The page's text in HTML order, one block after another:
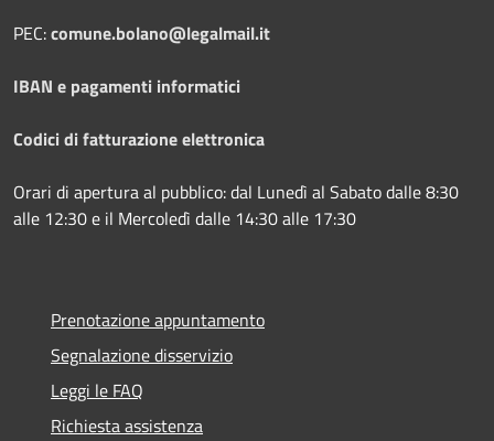
PEC:comune.bolano@legalmail.it
IBAN e pagamenti informatici
Codici di fatturazione elettronica
Orari di apertura al pubblico: dal Lunedì al Sabato dalle 8:30
alle 12:30 e il Mercoledì dalle 14:30 alle 17:30
Prenotazione appuntamento
Segnalazione disservizio
Leggi le FAQ
Richiesta assistenza